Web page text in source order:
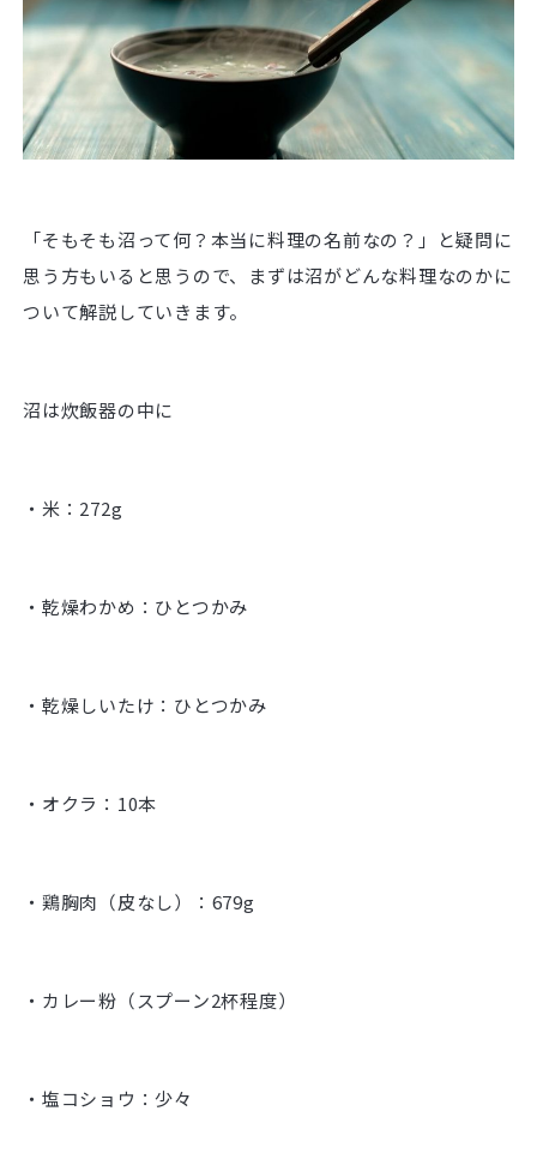
「そもそも沼って何？本当に料理の名前なの？」と疑問に
思う方もいると思うので、まずは沼がどんな料理なのかに
ついて解説していきます。
沼は炊飯器の中に
・米：272g
・乾燥わかめ：ひとつかみ
・乾燥しいたけ：ひとつかみ
・オクラ：10本
・鶏胸肉（皮なし）：679g
・カレー粉（スプーン2杯程度）
・塩コショウ：少々